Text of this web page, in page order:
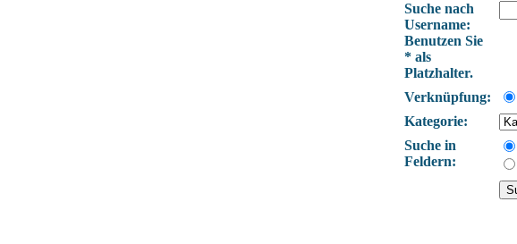
Suche nach
Username:
Benutzen Sie
* als
Platzhalter.
Verknüpfung:
Kategorie:
Suche in
Feldern: